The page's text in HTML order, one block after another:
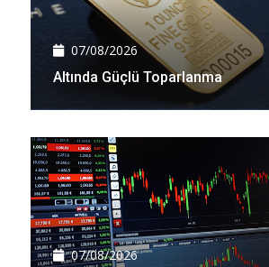
07/08/2026
Altında Güçlü Toparlanma
07/08/2026